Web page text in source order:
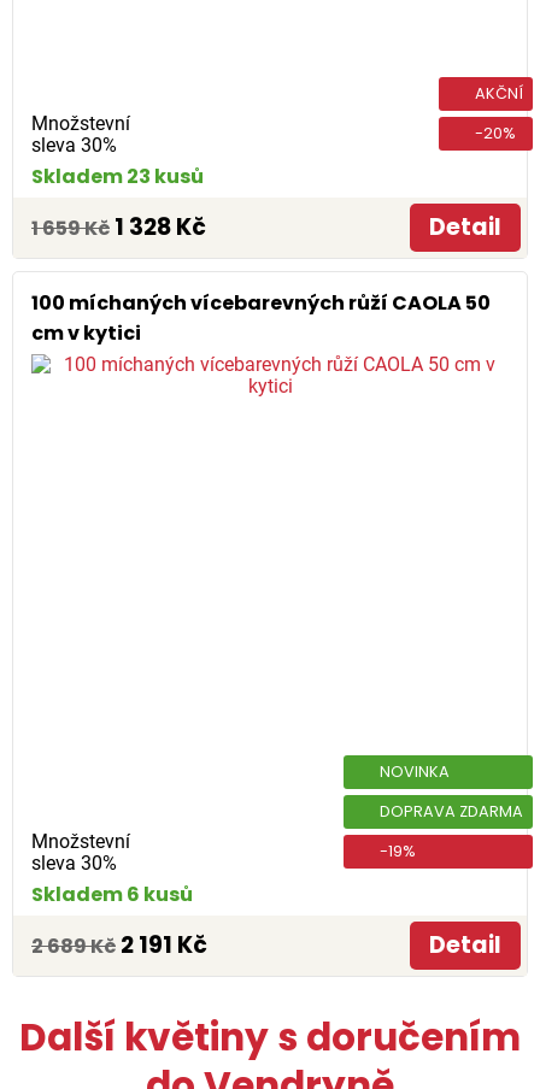
Množstevní
sleva 30%
AKČNÍ
-20%
Skladem 23 kusů
1 659 Kč 1 328 Kč Detail
100 míchaných vícebarevných růží CAOLA 50
cm v kytici
Množstevní
sleva 30%
NOVINKA
DOPRAVA ZDARMA
-19%
Skladem 6 kusů
2 689 Kč 2 191 Kč Detail
Další květiny s doručením